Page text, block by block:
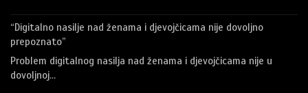
“Digitalno nasilje nad ženama i djevojčicama nije dovoljno
prepoznato”
Problem digitalnog nasilja nad ženama i djevojčicama nije u
dovoljnoj…